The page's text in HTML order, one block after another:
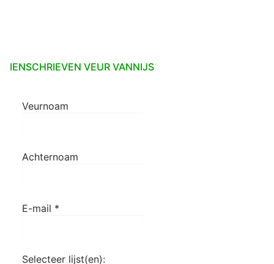
IENSCHRIEVEN VEUR VANNIJS
Veurnoam
Achternoam
E-mail *
Selecteer lijst(en):